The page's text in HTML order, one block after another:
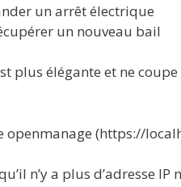
un arrêt électrique
un nouveau bail
plus élégante et ne
openmanage (https://
n’y a plus d’adresse